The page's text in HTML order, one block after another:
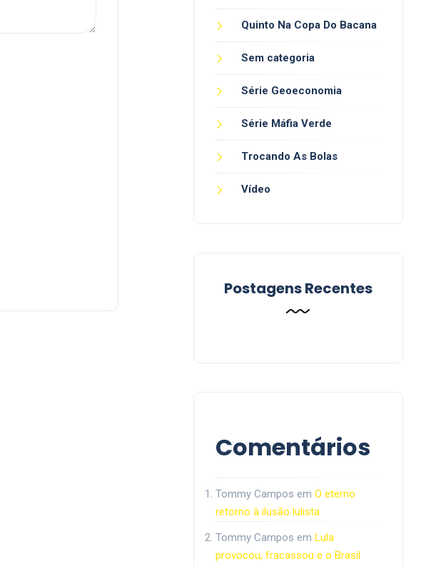
Quinto Na Copa Do Bacana
Sem categoria
Série Geoeconomia
Série Máfia Verde
Trocando As Bolas
Vídeo
Postagens Recentes
Comentários
Tommy Campos em O eterno
retorno à ilusão lulista
Tommy Campos em Lula
provocou, fracassou e o Brasil